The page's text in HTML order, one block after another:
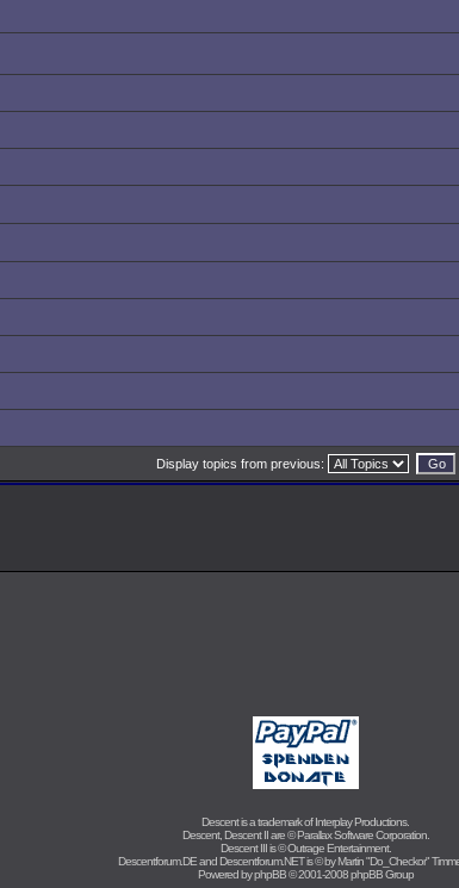
Display topics from previous:
Descent is a trademark ofInterplay Productions.
Descent, Descent II are ©Parallax Software Corporation.
Descent III is ©Outrage Entertainment.
Descentforum.DE and Descentforum.NET is © byMartin "Do_Checkor"
Powered byphpBB© 2001-2008 phpBB Group